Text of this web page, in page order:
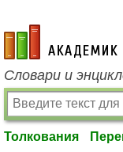
academic.ru
Словари и
Толкования